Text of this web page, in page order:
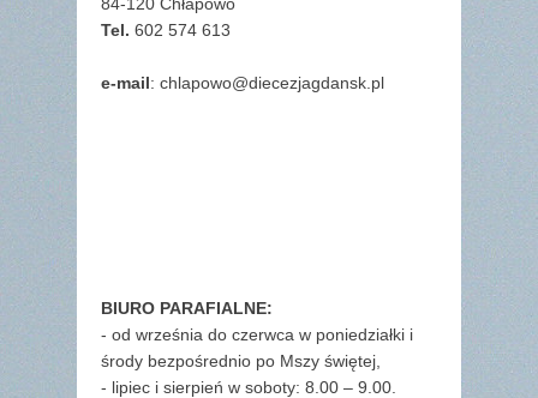
Tel. 602 574 613
e-mail: chlapowo@diecezjagdansk.pl
BIURO PARAFIALNE:
- od września do czerwca w poniedziałki i
środy bezpośrednio po Mszy świętej,
- lipiec i sierpień w soboty: 8.00 – 9.00.